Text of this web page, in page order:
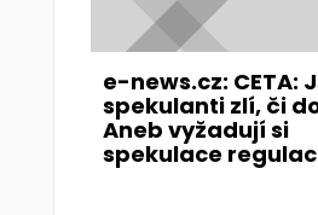
e-news.cz: CETA:
spekulanti zlí, či
Aneb vyžadují si
spekulace